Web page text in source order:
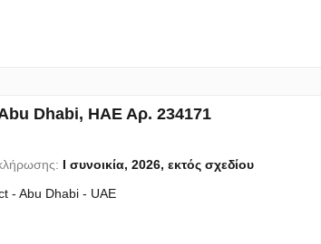
Dhabi, ΗΑΕ Αρ. 234171
I συνοικία, 2026, εκτός σχεδίου
- Abu Dhabi - UAE